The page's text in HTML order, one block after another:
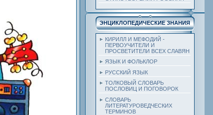
ЭНЦИКЛОПЕДИЧЕСКИЕ ЗНАНИЯ
КИРИЛЛ И МЕФОДИЙ -
ПЕРВОУЧИТЕЛИ И
ПРОСВЕТИТЕЛИ ВСЕХ СЛАВЯН
ЯЗЫК И ФОЛЬКЛОР
РУССКИЙ ЯЗЫК
ТОЛКОВЫЙ СЛОВАРЬ
ПОСЛОВИЦ И ПОГОВОРОК
СЛОВАРЬ
ЛИТЕРАТУРОВЕДЧЕСКИХ
ТЕРМИНОВ